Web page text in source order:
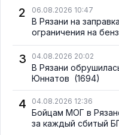
2 06.08.2026 10:47
В Рязани на
ограничения на
3 04.08.2026 20:02
В Рязани
Юннатов (1694)
4 04.08.2026 12:36
Бойцам МОГ в
за каждый сбитый